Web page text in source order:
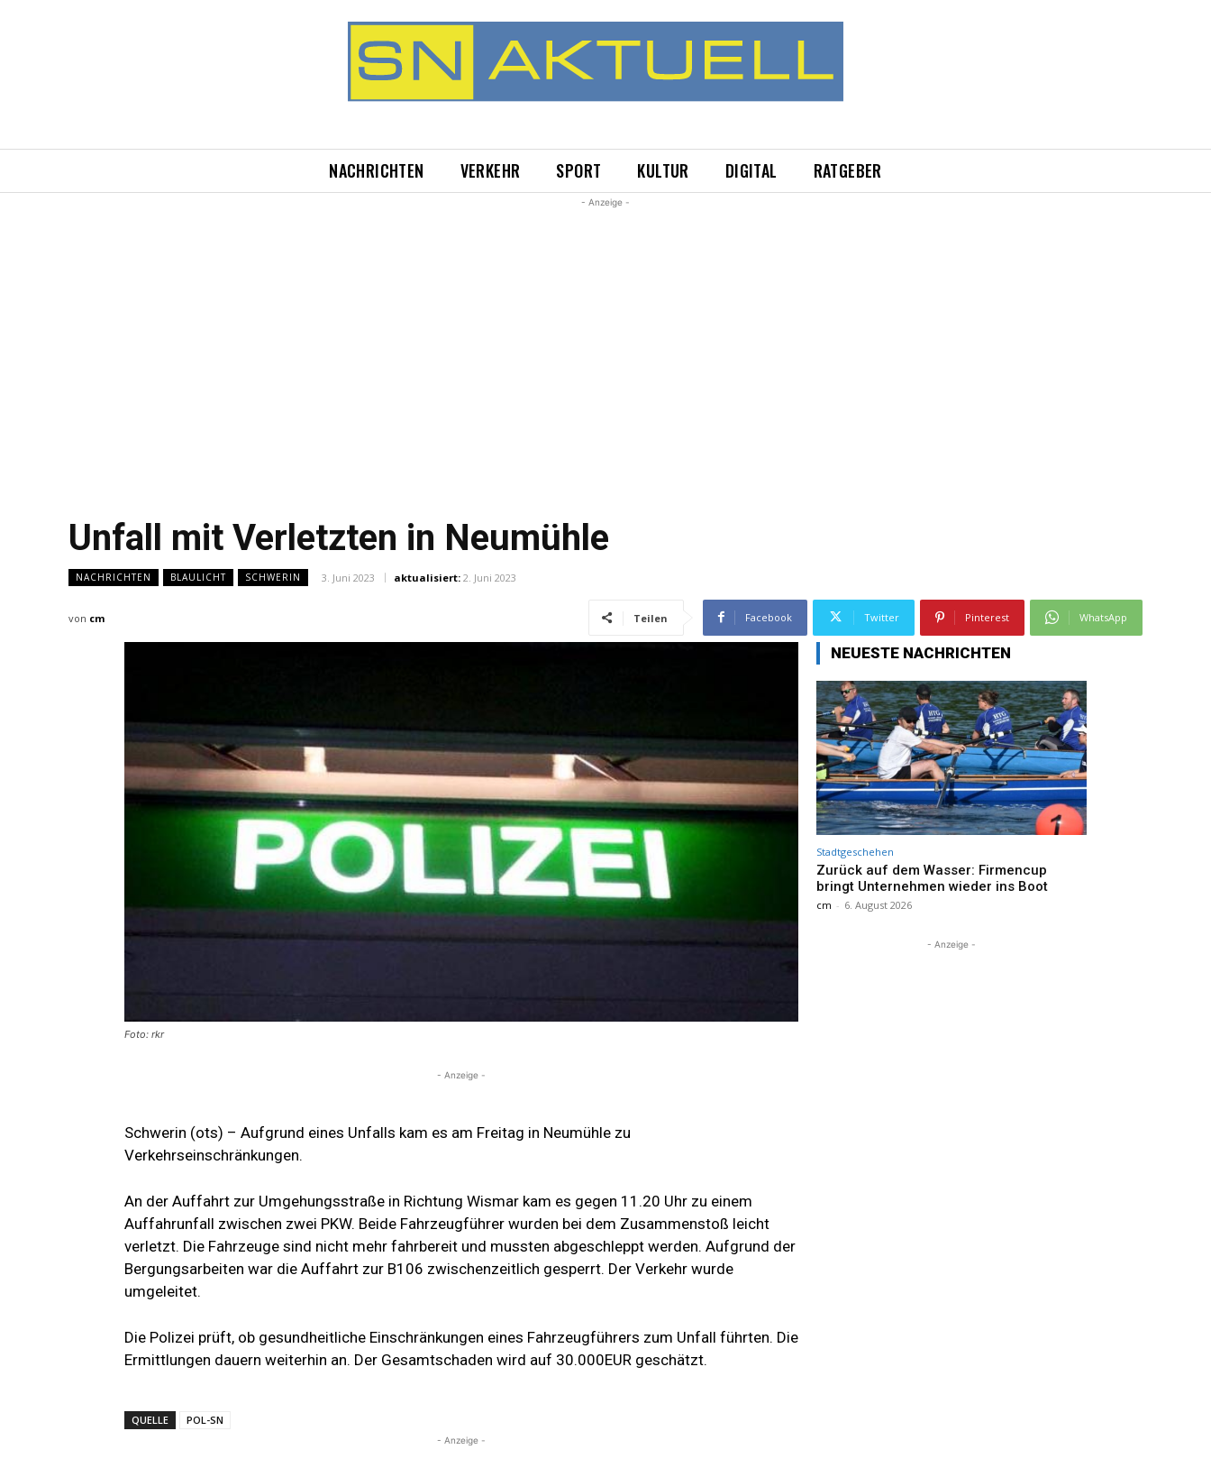
NACHRICHTEN VERKEHR SPORT KULTUR DIGITAL RATGEBER
- Anzeige -
Unfall mit Verletzten in Neumühle
NACHRICHTEN BLAULICHT SCHWERIN 3. Juni 2023 aktualisiert: 2. Juni 2023
von cm Teilen Facebook Twitter Pinterest WhatsApp
Foto: rkr
- Anzeige -
Schwerin (ots) – Aufgrund eines Unfalls kam es am Freitag in Neumühle zu
Verkehrseinschränkungen.
An der Auffahrt zur Umgehungsstraße in Richtung Wismar kam es gegen 11.20 Uhr zu einem
Auffahrunfall zwischen zwei PKW. Beide Fahrzeugführer wurden bei dem Zusammenstoß leicht
verletzt. Die Fahrzeuge sind nicht mehr fahrbereit und mussten abgeschleppt werden. Aufgrund der
Bergungsarbeiten war die Auffahrt zur B106 zwischenzeitlich gesperrt. Der Verkehr wurde
umgeleitet.
Die Polizei prüft, ob gesundheitliche Einschränkungen eines Fahrzeugführers zum Unfall führten. Die
Ermittlungen dauern weiterhin an. Der Gesamtschaden wird auf 30.000EUR geschätzt.
QUELLE POL-SN
- Anzeige -
NEUESTE NACHRICHTEN
Stadtgeschehen
Zurück auf dem Wasser: Firmencup
bringt Unternehmen wieder ins Boot
cm - 6. August 2026
- Anzeige -